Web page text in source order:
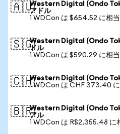
🇦🇺Western Digital (Ondo
アドル
1 WDCon は $654.52 に相当
🇸🇬Western Digital (Ondo
ドル
1 WDCon は $590.29 に相当
🇨🇭Western Digital (Ondo
1 WDCon は CHF 373.40
🇧🇷Western Digital (Ondo
アル
1 WDCon は R$2,355.48 に